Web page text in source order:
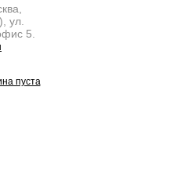
ул.
5.
пуста